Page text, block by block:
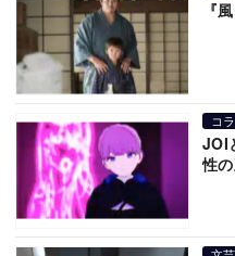
『
コ
JOI
性